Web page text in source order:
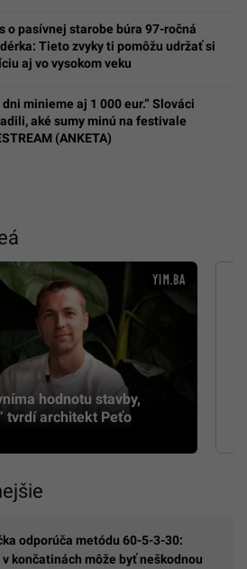
o pasívnej starobe búra 97-ročná
Tieto zvyky ti pomôžu udržať si
aj vo vysokom veku
dni minieme aj 1 000 eur.“ Slováci
aké sumy minú na festivale
(ANKETA)
hodnotu stavby,
tvrdí architekt Peťo
odporúča metódu 60-5-3-30:
končatinách môže byť neškodnou